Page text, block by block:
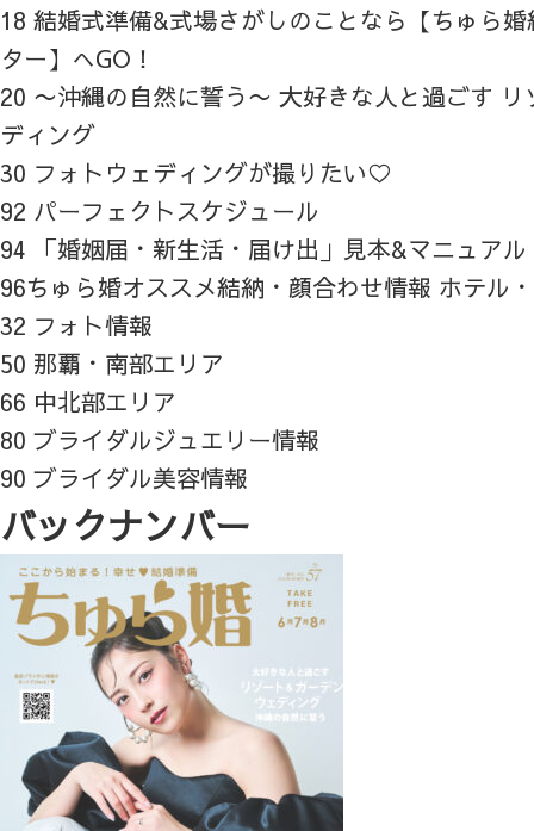
18 結婚式準備&式場さがしのことなら【ちゅら
ター】へGO！
20 〜沖縄の自然に誓う〜 大好きな人と過ごす
ディング
30 フォトウェディングが撮りたい♡
92 パーフェクトスケジュール
94 「婚姻届・新生活・届け出」見本&マニュアル
96ちゅら婚オススメ結納・顔合わせ情報 ホテル
32 フォト情報
50 那覇・南部エリア
66 中北部エリア
80 ブライダルジュエリー情報
90 ブライダル美容情報
バックナンバー